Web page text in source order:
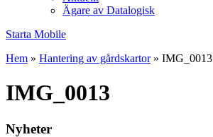
Ägare av Datalogisk
Starta Mobile
Hem » Hantering av gårdskartor» IMG_0013
IMG_0013
Nyheter